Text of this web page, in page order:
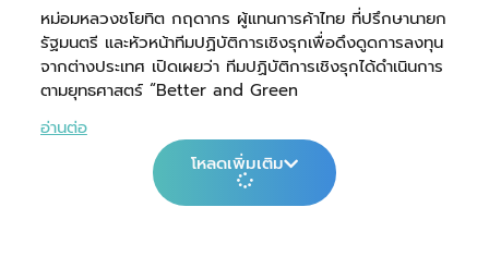
หม่อมหลวงชโยทิต กฤดากร ผู้แทนการค้าไทย ที่ปรึกษานายก
รัฐมนตรี และหัวหน้าทีมปฏิบัติการเชิงรุกเพื่อดึงดูดการลงทุน
จากต่างประเทศ เปิดเผยว่า ทีมปฏิบัติการเชิงรุกได้ดำเนินการ
ตามยุทธศาสตร์ “Better and Green
อ่านต่อ
โหลดเพิ่มเติม